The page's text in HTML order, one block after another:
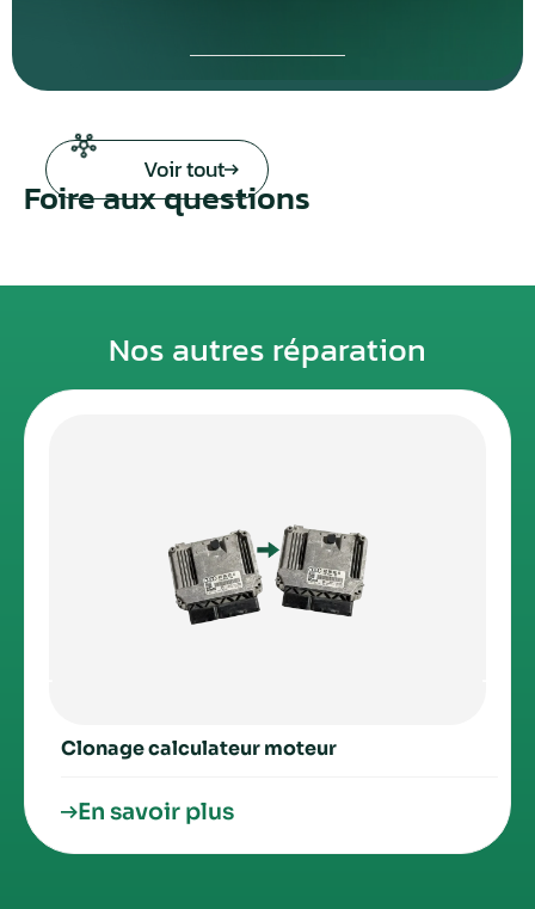
Voir tout
Foire aux questions
Nos autres réparation
Clonage calculateur moteur
En savoir plus